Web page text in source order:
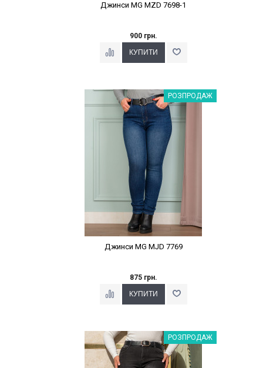
Джинси MG MZD 7698-1
900 грн.
Наклейки Варіант з %РОЗПРОДАЖ
Джинси MG MJD 7769
875 грн.
Наклейки Варіант з %РОЗПРОДАЖ